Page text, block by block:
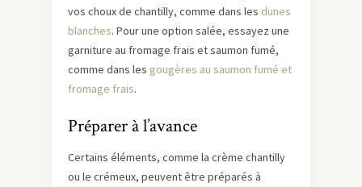
vos choux de chantilly, comme dans les dunes
blanches. Pour une option salée, essayez une
garniture au fromage frais et saumon fumé,
comme dans les gougères au saumon fumé et
fromage frais.
Préparer à l’avance
Certains éléments, comme la crème chantilly
ou le crémeux, peuvent être préparés à